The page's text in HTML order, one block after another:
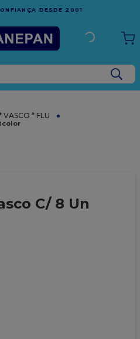
VASCO * FLU
C/ 8 Un